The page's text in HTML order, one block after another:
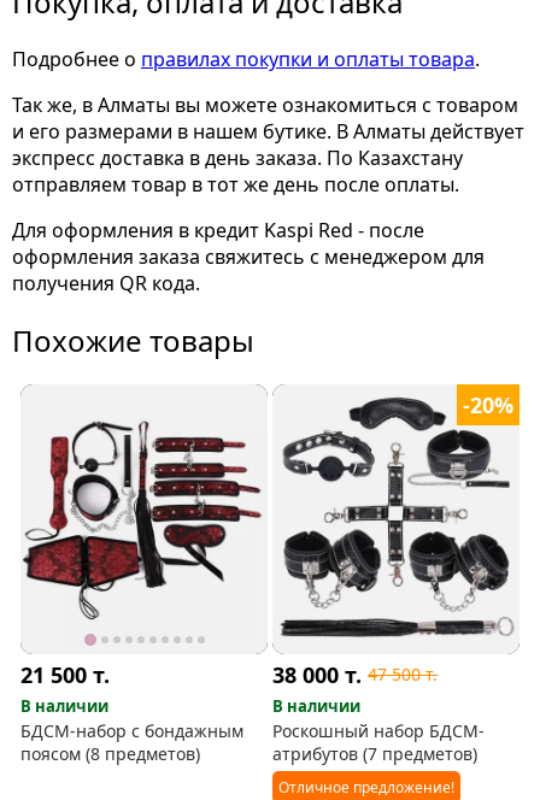
Подробнее о правилах покупки и оплаты товара.
Так же, в Алматы вы можете ознакомиться с товаром
и его размерами в нашем бутике. В Алматы действует
экспресс доставка в день заказа. По Казахстану
отправляем товар в тот же день после оплаты.
Для оформления в кредит Kaspi Red - после
оформления заказа свяжитесь с менеджером для
получения QR кода.
Похожие товары
21 500т.
В наличии
БДСМ-набор с бондажным
поясом (8 предметов)
-20%
38 000т. 47 500т.
В наличии
Роскошный набор БДСМ-
атрибутов (7 предметов)
Отличное предложение!